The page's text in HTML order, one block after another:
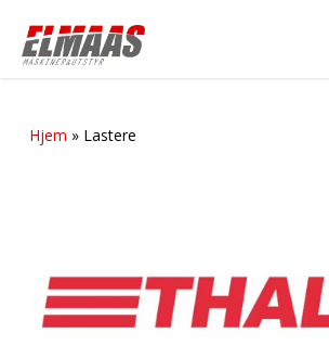
main
Hjem » Lastere